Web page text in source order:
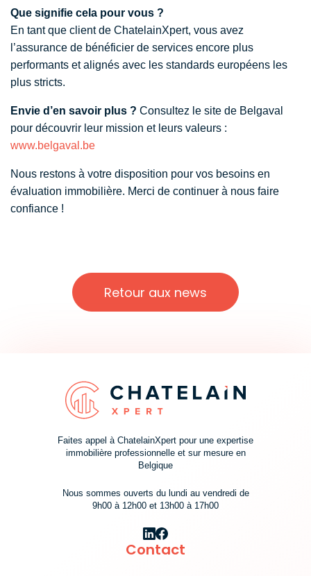
Que signifie cela pour vous ?
En tant que client de ChatelainXpert, vous avez
l’assurance de bénéficier de services encore plus
performants et alignés avec les standards européens les
plus stricts.
Envie d’en savoir plus ? Consultez le site de Belgaval
pour découvrir leur mission et leurs valeurs :
www.belgaval.be
Nous restons à votre disposition pour vos besoins en
évaluation immobilière. Merci de continuer à nous faire
confiance !
Retour aux news
Faites appel à ChatelainXpert pour une expertise
immobilière professionnelle et sur mesure en
Belgique
Nous sommes ouverts du lundi au vendredi de
9h00 à 12h00 et 13h00 à 17h00
Contact